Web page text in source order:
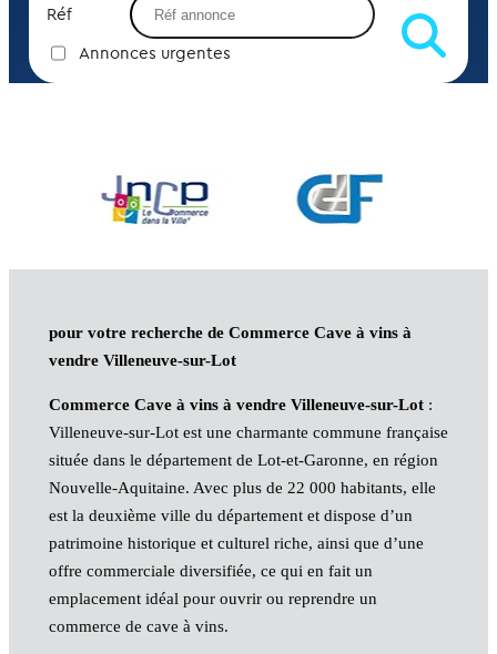
Réf
Annonces urgentes
pour votre recherche de Commerce Cave à vins à
vendre Villeneuve-sur-Lot
Commerce Cave à vins à vendre Villeneuve-sur-Lot:
Villeneuve-sur-Lot est une charmante commune française
située dans le département de Lot-et-Garonne, en région
Nouvelle-Aquitaine. Avec plus de 22 000 habitants, elle
est la deuxième ville du département et dispose d’un
patrimoine historique et culturel riche, ainsi que d’une
offre commerciale diversifiée, ce qui en fait un
emplacement idéal pour ouvrir ou reprendre un
commerce de cave à vins.